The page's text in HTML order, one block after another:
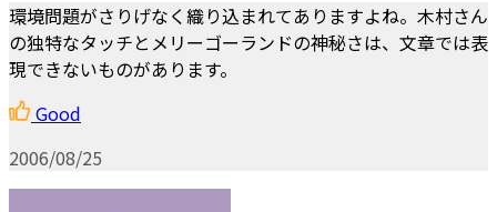
環境問題がさりげなく織り込まれてありますよね。木村さん
の独特なタッチとメリーゴーランドの神秘さは、文章では表
現できないものがあります。
Good
2006/08/25